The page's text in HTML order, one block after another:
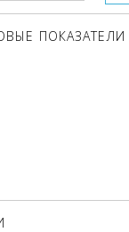
ПОКАЗАТЕЛИ